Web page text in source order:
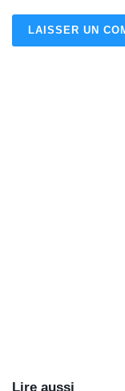
Lire aussi